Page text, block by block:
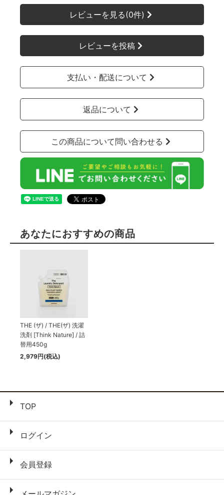
レビューを見る(0件)
レビューを投稿
支払い・配送について
返品について
この商品について問い合わせる
あなたにおすすめの商品
THE (ザ) / THE(ザ) 洗濯
洗剤 [Think Nature] / 詰
替用450g
2,979円(税込)
TOP
ログイン
会員登録